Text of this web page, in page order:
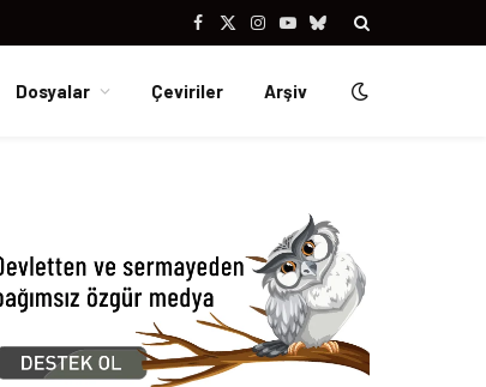
Facebook
X
Instagram
YouTubeBluesky
Dosyalar Çeviriler Arşiv